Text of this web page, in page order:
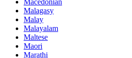
Macedonian
Malagasy
Malay
Malayalam
Maltese
Maori
Marathi